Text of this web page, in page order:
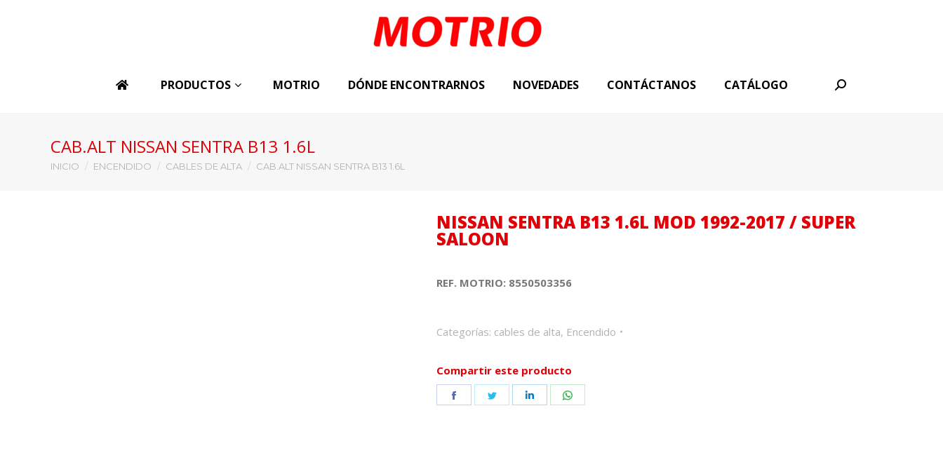
PRODUCTOS MOTRIO DÓNDE ENCONTRARNOS NOVEDADES CONTÁCTANOS CATÁLOGO Buscar:
CAB.ALT NISSAN SENTRA B13 1.6L
Estás aquí:
INICIO ENCENDIDO CABLES DE ALTA CAB.ALT NISSAN SENTRA B13 1.6L
NISSAN SENTRA B13 1.6L MOD 1992-2017 / SUPER
SALOON
REF. MOTRIO: 8550503356
Categorías: cables de alta, Encendido
Compartir este producto
Share
Share
Share